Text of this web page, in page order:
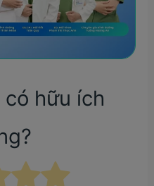
hữu ích